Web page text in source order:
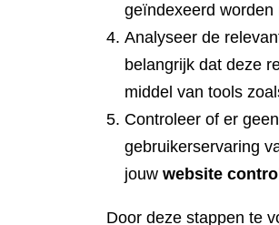
geïndexeerd
Analyseer de
belangrijk dat deze
middel van tools
Controleer of er
gebruikerservaring
jouw website
Door deze stappen te